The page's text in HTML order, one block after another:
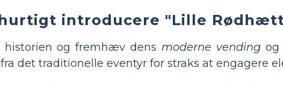
introducere "Lille
og fremhæv dens moderne vending og
det traditionelle eventyr for straks at engagere